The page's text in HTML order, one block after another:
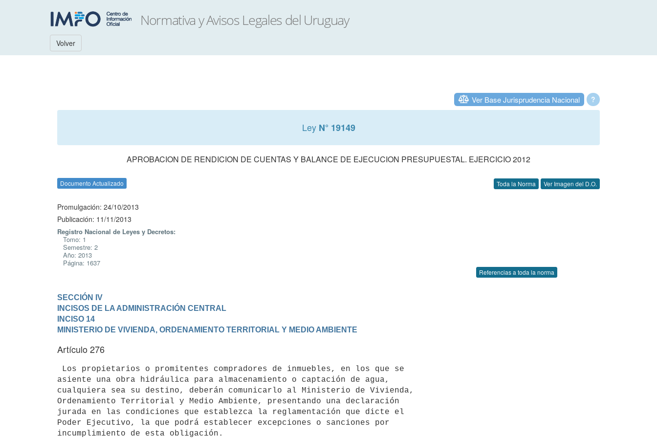
Volver
?
Ver Base Jurisprudencia Nacional
Ley N° 19149
APROBACION DE RENDICION DE CUENTAS Y BALANCE DE EJECUCION PRESUPUESTAL. EJERCICIO 2012
Documento Actualizado Toda la Norma Ver Imagen del D.O.
Promulgación: 24/10/2013
Publicación: 11/11/2013
Registro Nacional de Leyes y Decretos:
Tomo: 1
Semestre: 2
Año: 2013
Página: 1637
Referencias a toda la norma
SECCIÓN IV
INCISOS DE LA ADMINISTRACIÓN CENTRAL
INCISO 14
MINISTERIO DE VIVIENDA, ORDENAMIENTO TERRITORIAL Y MEDIO AMBIENTE
Artículo 276
asiente una obra hidráulica para almacenamiento o captación de agua,
cualquiera sea su destino, deberán comunicarlo al Ministerio de Vivienda,
Ordenamiento Territorial y Medio Ambiente, presentando una declaración
jurada en las condiciones que establezca la reglamentación que dicte el
Poder Ejecutivo, la que podrá establecer excepciones o sanciones por